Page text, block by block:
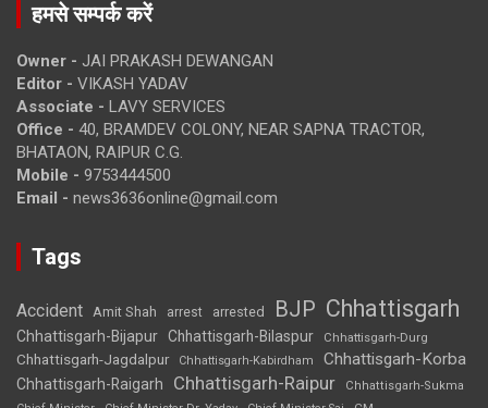
हमसे सम्पर्क करें
Owner - JAI PRAKASH DEWANGAN
Editor - VIKASH YADAV
Associate - LAVY SERVICES
Office - 40, BRAMDEV COLONY, NEAR SAPNA TRACTOR,
BHATAON, RAIPUR C.G.
Mobile - 9753444500
Email - news3636online@gmail.com
Tags
Accident Amit Shah arrest arrested BJP Chhattisgarh
Chhattisgarh-Bijapur Chhattisgarh-Bilaspur Chhattisgarh-Durg
Chhattisgarh-Jagdalpur Chhattisgarh-Kabirdham Chhattisgarh-Korba
Chhattisgarh-Raigarh Chhattisgarh-Raipur
Chhattisgarh-Sukma